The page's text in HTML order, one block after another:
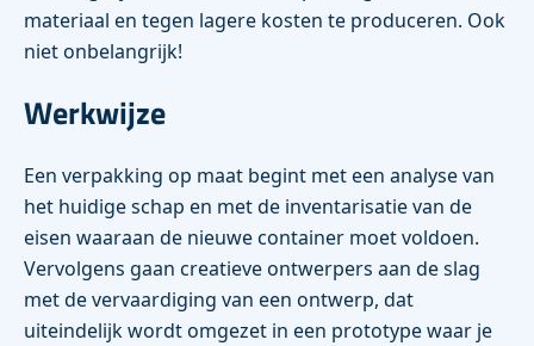
materiaal en tegen lagere kosten te produceren. Ook
niet onbelangrijk!
Werkwijze
Een verpakking op maat begint met een analyse van
het huidige schap en met de inventarisatie van de
eisen waaraan de nieuwe container moet voldoen.
Vervolgens gaan creatieve ontwerpers aan de slag
met de vervaardiging van een ontwerp, dat
uiteindelijk wordt omgezet in een prototype waar je